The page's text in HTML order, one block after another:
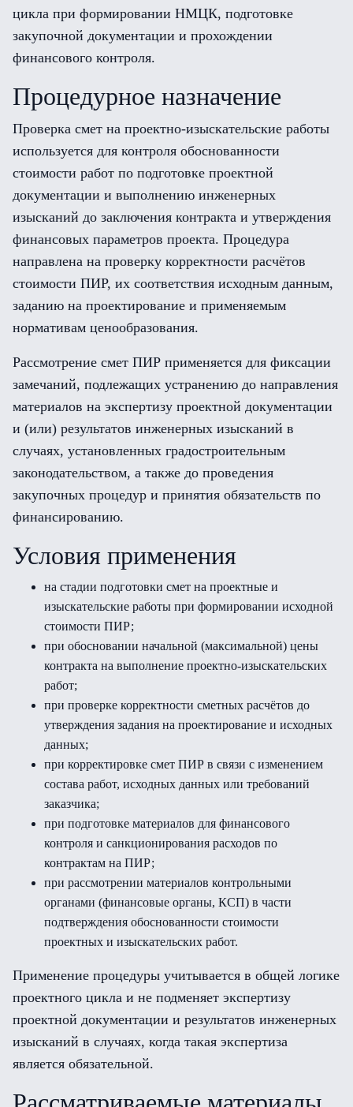
цикла при формировании НМЦК, подготовке
закупочной документации и прохождении
финансового контроля.
Процедурное назначение
Проверка смет на проектно-изыскательские работы
используется для контроля обоснованности
стоимости работ по подготовке проектной
документации и выполнению инженерных
изысканий до заключения контракта и утверждения
финансовых параметров проекта. Процедура
направлена на проверку корректности расчётов
стоимости ПИР, их соответствия исходным данным,
заданию на проектирование и применяемым
нормативам ценообразования.
Рассмотрение смет ПИР применяется для фиксации
замечаний, подлежащих устранению до направления
материалов на экспертизу проектной документации
и (или) результатов инженерных изысканий в
случаях, установленных градостроительным
законодательством, а также до проведения
закупочных процедур и принятия обязательств по
финансированию.
Условия применения
на стадии подготовки смет на проектные и
изыскательские работы при формировании исходной
стоимости ПИР;
при обосновании начальной (максимальной) цены
контракта на выполнение проектно-изыскательских
работ;
при проверке корректности сметных расчётов до
утверждения задания на проектирование и исходных
данных;
при корректировке смет ПИР в связи с изменением
состава работ, исходных данных или требований
заказчика;
при подготовке материалов для финансового
контроля и санкционирования расходов по
контрактам на ПИР;
при рассмотрении материалов контрольными
органами (финансовые органы, КСП) в части
подтверждения обоснованности стоимости
проектных и изыскательских работ.
Применение процедуры учитывается в общей логике
проектного цикла и не подменяет экспертизу
проектной документации и результатов инженерных
изысканий в случаях, когда такая экспертиза
является обязательной.